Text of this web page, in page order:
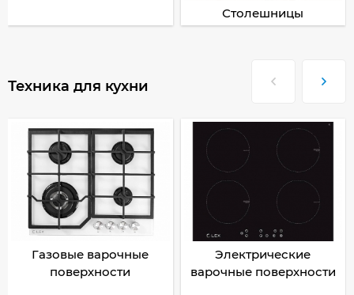
Столешницы
Техника для кухни
Газовые варочные
поверхности
Электрические
варочные поверхности